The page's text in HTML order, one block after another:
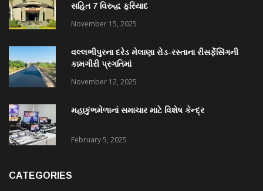
સહિત 7 વિરુદ્ધ ફરિયાદ
November 15, 2025
વલ્લભીપુરના દરેડ મેલાણા રોડ-રસ્તાના રીસર્ફેસિંગની
કામગીરી પ્રગતિમાં
November 12, 2025
મહાકુંભમેળાનાં સમાચાર માટે વિશેષ કેન્દ્ર
February 5, 2025
CATEGORIES